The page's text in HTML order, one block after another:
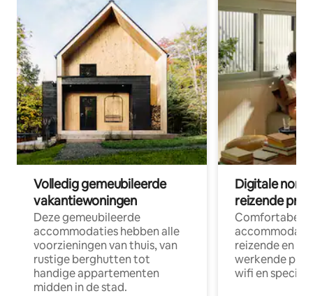
Volledig gemeubileerde
vakantiewoningen
Deze gemeubileerde
accommodaties hebben alle
voorzieningen van thuis, van
rustige berghutten tot
handige appartementen
midden in de stad.
Digitale
reizende
Comfortabele
reizende en
werkende
wifi en